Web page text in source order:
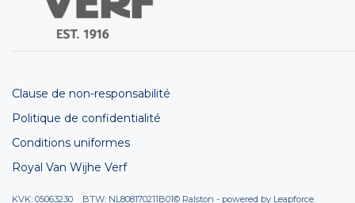
Clause de non-responsabilité
Politique de confidentialité
Conditions uniformes
Royal Van Wijhe Verf
KVK: 05063230 BTW: NL808170211B01© Ralston - powered by Leapforce